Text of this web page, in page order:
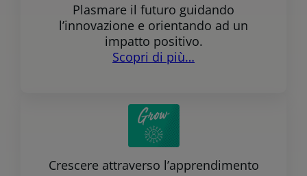
Plasmare il futuro guidando
l’innovazione e orientando ad un
impatto positivo.
Scopri di più…
Crescere attraverso l’apprendimento